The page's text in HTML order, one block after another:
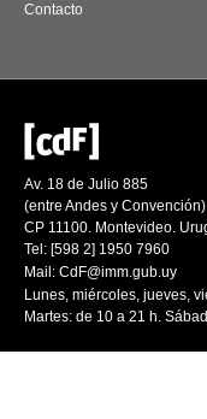
Contacto
Av. 18 de Julio 885
(entre Andes y Convención)
CP 11100. Montevideo.
Tel: [598 2] 1950 7960
Mail: CdF@imm.gub.uy
Lunes, miércoles, jueves,
Martes: de 10 a 21 h.